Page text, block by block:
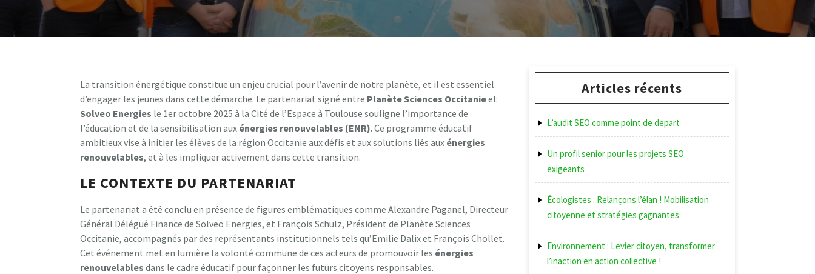
La transition énergétique constitue un enjeu crucial pour l’avenir de notre planète, et il est essentiel
d’engager les jeunes dans cette démarche. Le partenariat signé entre Planète Sciences Occitanieet
Solveo Energies le 1er octobre 2025 à la Cité de l’Espace à Toulouse souligne l’importance de
l’éducation et de la sensibilisation aux énergies renouvelables (ENR). Ce programme éducatif
ambitieux vise à initier les élèves de la région Occitanie aux défis et aux solutions liés aux énergies
renouvelables, et à les impliquer activement dans cette transition.
LE CONTEXTE DU PARTENARIAT
Le partenariat a été conclu en présence de figures emblématiques comme Alexandre Paganel, Directeur
Général Délégué Finance de Solveo Energies, et François Schulz, Président de Planète Sciences
Occitanie, accompagnés par des représentants institutionnels tels qu’Emilie Dalix et François Chollet.
Cet événement met en lumière la volonté commune de ces acteurs de promouvoir les énergies
renouvelables dans le cadre éducatif pour façonner les futurs citoyens responsables.
Articles récents
L’audit SEO comme point de depart
Un profil senior pour les projets SEO
exigeants
Écologistes : Relançons l’élan ! Mobilisation
citoyenne et stratégies gagnantes
Environnement : Levier citoyen, transformer
l’inaction en action collective !